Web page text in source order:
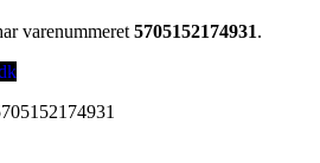
varenummeret 5705152174931.